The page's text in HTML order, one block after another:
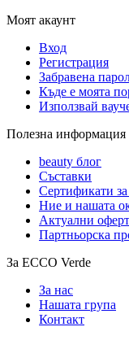
Моят акаунт
Вход
Регистрация
Забравена
Къде е моята
Използвай
Полезна информация
beauty блог
Съставки
Сертификати за
Ние и нашата
Актуални
Партньорска
За ECCO Verde
За нас
Нашата група
Контакт